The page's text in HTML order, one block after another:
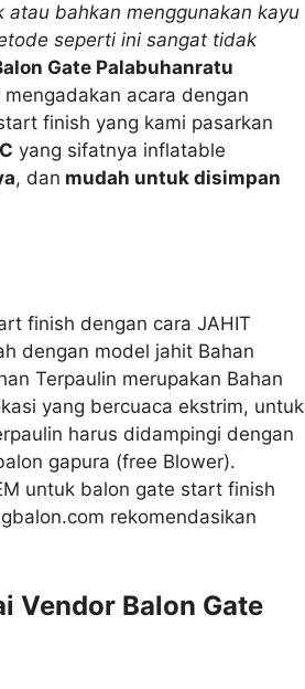
bahkan menggunakan kayu
seperti ini sangat tidak
Gate Palabuhanratu
acara dengan
finish yang kami pasarkan
yang sifatnya inflatable
, dan mudah untuk disimpan
finish dengan cara JAHIT
dengan model jahit Bahan
Terpaulin merupakan Bahan
yang bercuaca ekstrim, untuk
harus didampingi dengan
gapura (free Blower).
untuk balon gate start finish
rekomendasikan
Vendor Balon Gate